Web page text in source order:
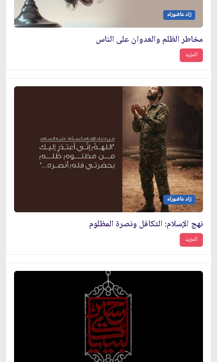
زاد عاشوراء
مخاطر الظلم والعدوان على الناس
المزيد
زاد عاشوراء
نهج الإسلام: التكافل ونصرة المظلوم
المزيد